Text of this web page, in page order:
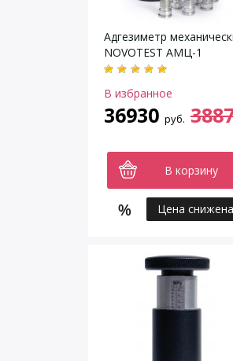
Адгезиметр
NOVOTEST АМЦ-1
В избранное
36930 руб.
В корзину
Цена снижена